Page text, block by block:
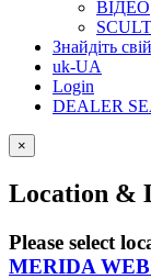
ВІДЕО
Знайдіть
uk-UA
Login
DEALER
×
Location &
Please select
MERIDA